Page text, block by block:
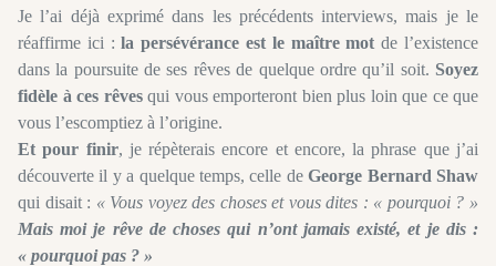
Je l’ai déjà exprimé dans les précédents interviews, mais je le
réaffirme ici :la persévérance est le maître mot de l’existence
dans la poursuite de ses rêves de quelque ordre qu’il soit. Soyez
fidèle à ces rêvesqui vous emporteront bien plus loin que ce que
vous l’escomptiez à l’origine.
Et pour finir, je répèterais encore et encore, la phrase que j’ai
découverte il y a quelque temps, celle deGeorge Bernard Shaw
qui disait : « Vous voyez des choses et vous dites : « pourquoi ? »
Mais moi je rêve de choses qui n’ont jamais existé, et je dis :
« pourquoi pas ? »